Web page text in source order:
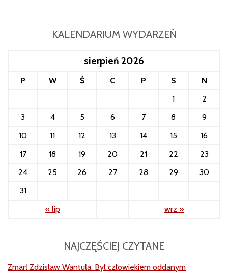
KALENDARIUM WYDARZEŃ
sierpień 2026
P W Ś C P S
N
1
2
3
4 5 6 7 8
9
10
11 12 13 14 15
16
17
18 19 20 21 22
23
24
25 26 27 28 29
30
31
« lip
wrz »
NAJCZĘŚCIEJ CZYTANE
Zmarł Zdzisław Wantuła. Był człowiekiem oddanym